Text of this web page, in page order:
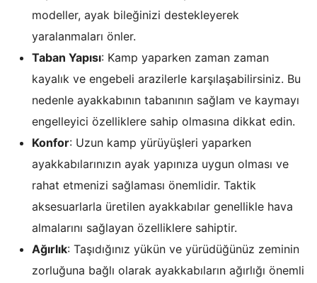
modeller, ayak bileğinizi destekleyerek
yaralanmaları önler.
Taban Yapısı: Kamp yaparken zaman zaman
kayalık ve engebeli arazilerle karşılaşabilirsiniz. Bu
nedenle ayakkabının tabanının sağlam ve kaymayı
engelleyici özelliklere sahip olmasına dikkat edin.
Konfor: Uzun kamp yürüyüşleri yaparken
ayakkabılarınızın ayak yapınıza uygun olması ve
rahat etmenizi sağlaması önemlidir. Taktik
aksesuarlarla üretilen ayakkabılar genellikle hava
almalarını sağlayan özelliklere sahiptir.
Ağırlık: Taşıdığınız yükün ve yürüdüğünüz zeminin
zorluğuna bağlı olarak ayakkabıların ağırlığı önemli